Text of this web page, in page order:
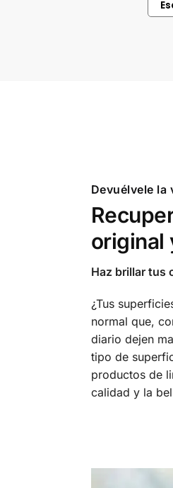
tus
Leer más
Devuélvele la
original
Haz brillar tus
¿Tus
normal que,
diario dejen
tipo de
productos de
calidad y la